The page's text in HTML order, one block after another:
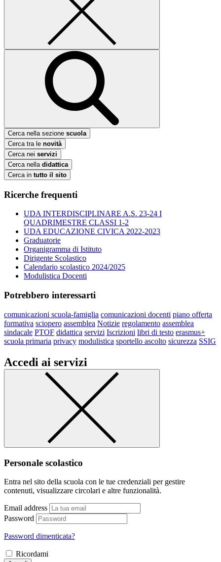
Cerca nella sezione scuola
Cerca tra le novità
Cerca nei servizi
Cerca nella didattica
Cerca in tutto il sito
Ricerche frequenti
UDA INTERDISCIPLINARE A.S. 23-24 I
QUADRIMESTRE CLASSI 1-2
UDA EDUCAZIONE CIVICA 2022-2023
Graduatorie
Organigramma di Istituto
Dirigente Scolastico
Calendario scolastico 2024/2025
Modulistica Docenti
Potrebbero interessarti
comunicazioni scuola-famiglia comunicazioni docenti piano offerta
formativa sciopero assemblea Notizie regolamento assemblea
sindacale PTOF didattica servizi Iscrizioni libri di testo erasmus+
scuola primaria privacy modulistica sportello ascolto sicurezza SSIG
Accedi ai servizi
Personale scolastico
Entra nel sito della scuola con le tue credenziali per gestire
contenuti, visualizzare circolari e altre funzionalità.
Email address
Password
Password dimenticata?
Ricordami